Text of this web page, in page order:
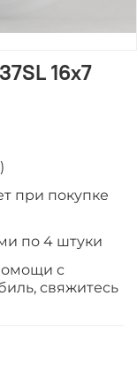
16x7
при покупке
по 4 штуки
с
свяжитесь